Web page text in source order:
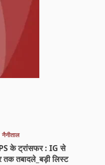
नैनीताल
के ट्रांसफर : IG से
तबादले_बड़ी लिस्ट